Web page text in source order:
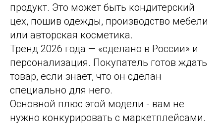
продукт. Это может быть кондитерский
цех, пошив одежды, производство мебели
или авторская косметика.
Тренд 2026 года — «сделано в России» и
персонализация. Покупатель готов ждать
товар, если знает, что он сделан
специально для него.
Основной плюс этой модели - вам не
нужно конкурировать с маркетплейсами.